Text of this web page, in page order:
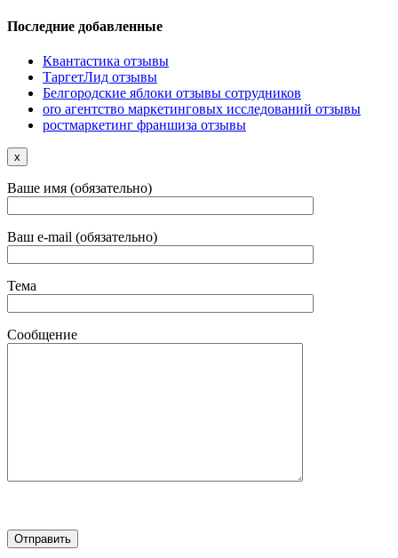
Последние добавленные
Квантастика отзывы
ТаргетЛид отзывы
Белгородские яблоки отзывы сотрудников
oro агентство маркетинговых исследований отзывы
ростмаркетинг франшиза отзывы
x
Ваше имя (обязательно)
Ваш e-mail (обязательно)
Тема
Сообщение